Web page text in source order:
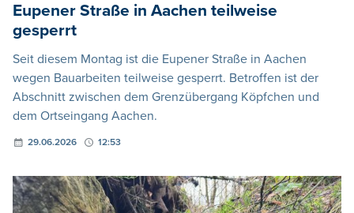
Eupener Straße in Aachen teilweise
gesperrt
Seit diesem Montag ist die Eupener Straße in Aachen
wegen Bauarbeiten teilweise gesperrt. Betroffen ist der
Abschnitt zwischen dem Grenzübergang Köpfchen und
dem Ortseingang Aachen.
29.06.2026 12:53